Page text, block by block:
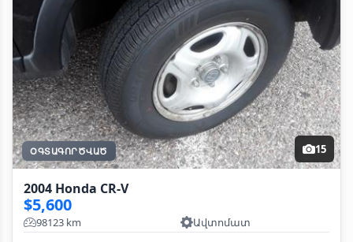
15
ՕԳՏԱԳՈՐԾՎԱԾ
2004 Honda CR-V
$5,600
98123 km Ավտոմատ